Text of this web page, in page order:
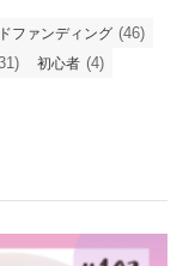
ファンディング (46)
初心者 (4)